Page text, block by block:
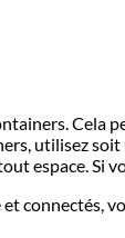
Cela
utilisez
espace. Si
et connectés,